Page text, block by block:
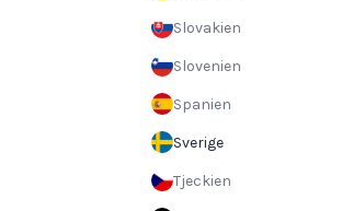
Slovakien
Slovenien
Spanien
Sverige
Tjeckien